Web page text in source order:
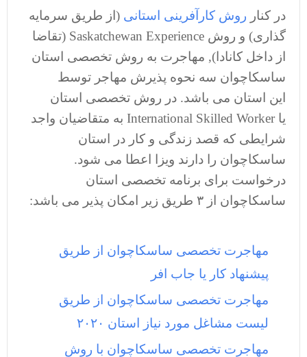
در کنار روش کارآفرینی استانی (از طریق سرمایه
گذاری) و روش Saskatchewan Experience (تقاضا
از داخل کانادا), مهاجرت به روش تخصصی استان
ساسکاچوان سه نحوه پذیرش مهاجر توسط
این استان می باشد. در روش تخصصی استان
یا International Skilled Worker به متقاضیان واجد
شرایطی که قصد زندگی و کار در استان
ساسکاچوان را دارند ویزا اعطا می شود.
درخواست برای برنامه تخصصی استان
ساسکاچوان از ۳ طریق زیر امکان پذیر می باشد:
مهاجرت تخصصی ساسکاچوان از طریق
پیشنهاد کار یا جاب افر
مهاجرت تخصصی ساسکاچوان از طریق
لیست مشاغل مورد نیاز استان ۲۰۲۰
مهاجرت تخصصی ساسکاچوان با روش